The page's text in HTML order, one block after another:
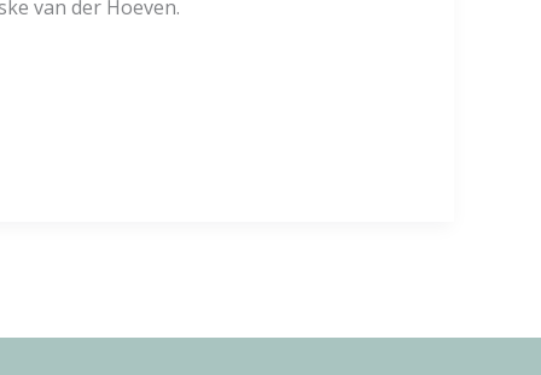
van der Hoeven.